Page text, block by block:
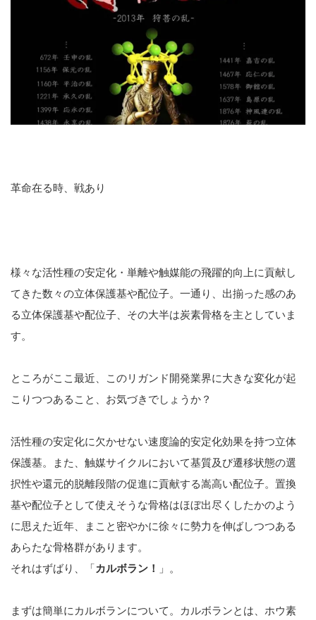
革命在る時、戦あり
様々な活性種の安定化・単離や触媒能の飛躍的向上に貢献し
てきた数々の立体保護基や配位子。一通り、出揃った感のあ
る立体保護基や配位子、その大半は炭素骨格を主としていま
す。
ところがここ最近、このリガンド開発業界に大きな変化が起
こりつつあること、お気づきでしょうか？
活性種の安定化に欠かせない速度論的安定化効果を持つ立体
保護基。また、触媒サイクルにおいて基質及び遷移状態の選
択性や還元的脱離段階の促進に貢献する嵩高い配位子。置換
基や配位子として使えそうな骨格はほぼ出尽くしたかのよう
に思えた近年、まこと密やかに徐々に勢力を伸ばしつつある
あらたな骨格群があります。
それはずばり、「カルボラン！ 」。
まずは簡単にカルボランについて。カルボランとは、ホウ素